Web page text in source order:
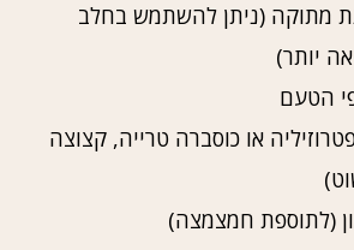
שמנת מתוקה (ניתן להשתמש בחלב
יותר)
הטעם
או כוסברה טרייה, קצוצה
(לתוספת חמצמצה)